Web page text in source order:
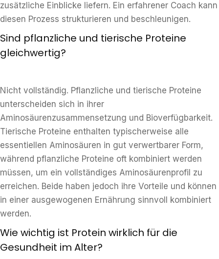
zusätzliche Einblicke liefern. Ein erfahrener Coach kann
diesen Prozess strukturieren und beschleunigen.
Sind pflanzliche und tierische Proteine
gleichwertig?
Nicht vollständig. Pflanzliche und tierische Proteine
unterscheiden sich in ihrer
Aminosäurenzusammensetzung und Bioverfügbarkeit.
Tierische Proteine enthalten typischerweise alle
essentiellen Aminosäuren in gut verwertbarer Form,
während pflanzliche Proteine oft kombiniert werden
müssen, um ein vollständiges Aminosäurenprofil zu
erreichen. Beide haben jedoch ihre Vorteile und können
in einer ausgewogenen Ernährung sinnvoll kombiniert
werden.
Wie wichtig ist Protein wirklich für die
Gesundheit im Alter?